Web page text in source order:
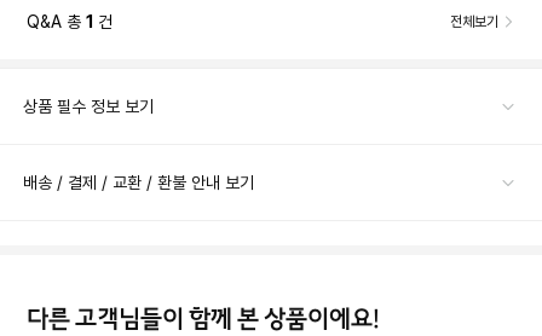
Q&A 총 1 건 전체보기
상품 필수 정보 보기
배송 / 결제 / 교환 / 환불 안내 보기
다른 고객님들이 함께 본 상품이에요!